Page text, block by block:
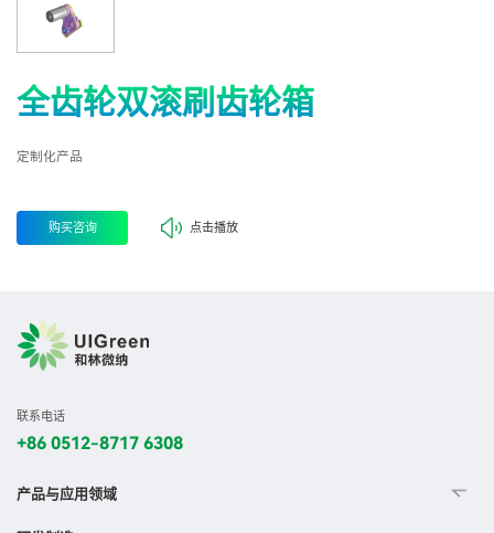
全齿轮双滚刷齿轮箱
定制化产品
购买咨询 点击播放
联系电话
+86 0512-8717 6308
产品与应用领域